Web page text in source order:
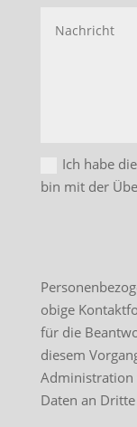
Ich habe
bin mit der
obige
für die
diesem
Administration
Daten an